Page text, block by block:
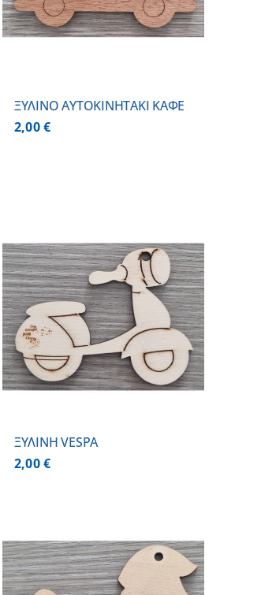
ΞΥΛΙΝΟ AYTOKINHTAKI ΚΑΦΕ
2,00€
ΞΥΛΙΝΗ VESPA
2,00€